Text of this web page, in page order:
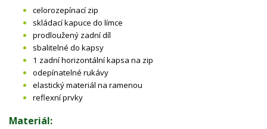
celorozepínací zip
skládací kapuce do límce
prodloužený zadní díl
sbalitelné do kapsy
1 zadní horizontální kapsa na zip
odepínatelné rukávy
elastický materiál na ramenou
reflexní prvky
Materiál: